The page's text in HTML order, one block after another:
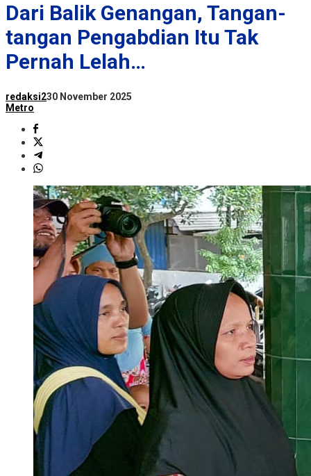
Dari Balik Genangan, Tangan-
tangan Pengabdian Itu Tak
Pernah Lelah…
redaksi230 November 2025
Metro